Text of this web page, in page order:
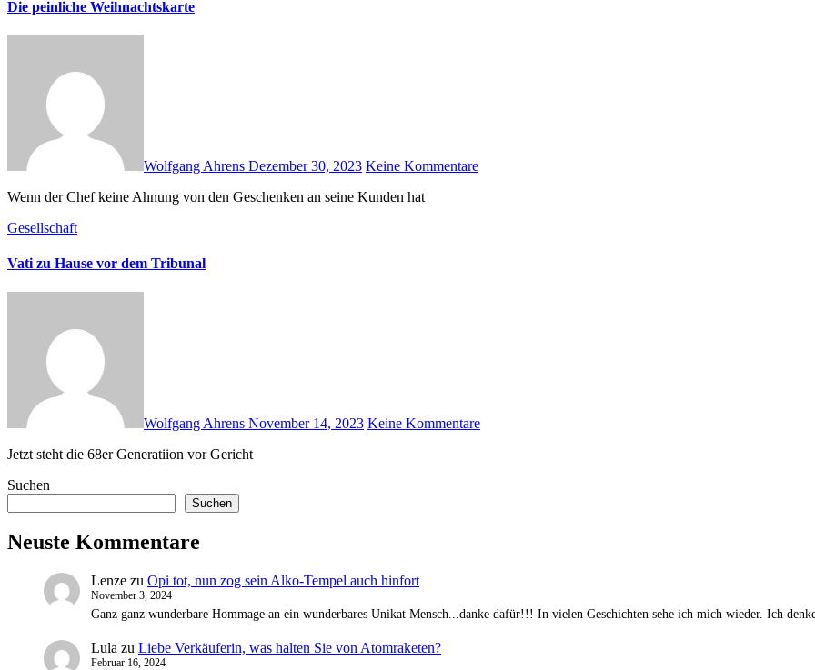
Die peinliche Weihnachtskarte
Wolfgang Ahrens Dezember 30, 2023 Keine Kommentare
Wenn der Chef keine Ahnung von den Geschenken an seine Kunden hat
Gesellschaft
Vati zu Hause vor dem Tribunal
Wolfgang Ahrens November 14, 2023 Keine Kommentare
Jetzt steht die 68er Generatiion vor Gericht
Suchen
Suchen
Neuste Kommentare
Lenze zu Opi tot, nun zog sein Alko-Tempel auch hinfort
November 3, 2024
Ganz ganz wunderbare Hommage an ein wunderbares Unikat Mensch...danke dafür!!! In vielen Geschichten sehe ich mich wieder. Ich
Lula zu Liebe Verkäuferin, was halten Sie von Atomraketen?
Februar 16, 2024